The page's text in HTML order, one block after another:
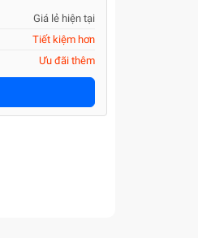
Giá lẻ hiện tại
Tiết kiệm hơn
Ưu đãi thêm